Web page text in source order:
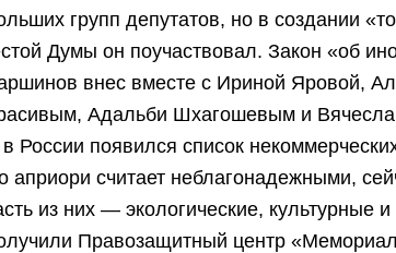
групп депутатов, но в создании
Думы он поучаствовал. Закон «об
внес вместе с Ириной Яровой,
Адальби Шхагошевым и
в России появился список
априори считает неблагонадежными,
из них — экологические, культурные
Правозащитный центр